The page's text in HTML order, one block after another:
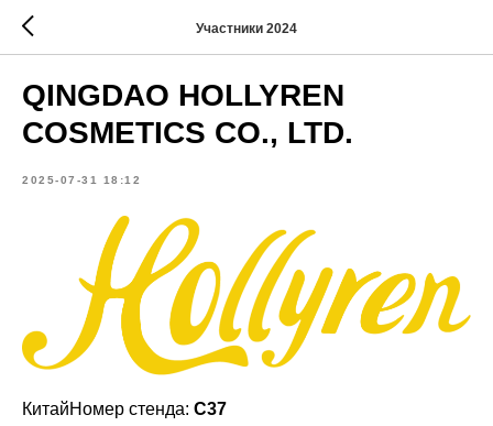
Участники 2024
QINGDAO HOLLYREN
COSMETICS CO., LTD.
2025-07-31 18:12
КитайНомер стенда: C37